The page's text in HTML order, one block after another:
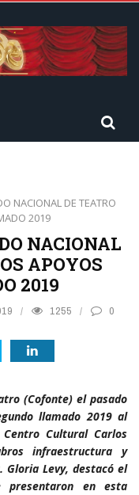
NACIONAL DE TEATRO
2019
NACIONAL
APOYOS
2019
1255 0
(Cofonte) el pasado
llamado 2019 al
Cultural Carlos
infraestructura y
Gloria Levy, destacó el
presentaron en esta